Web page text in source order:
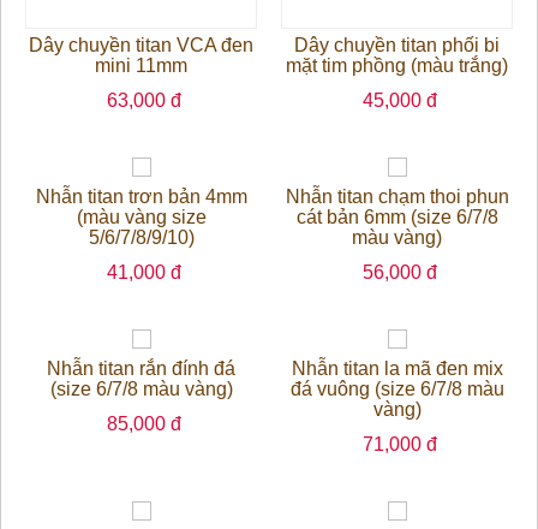
Dây chuyền titan VCA đen
mini 11mm
63,000 đ
Dây chuyền titan phối bi
mặt tim phồng (màu trắng)
45,000 đ
Nhẫn titan trơn bản 4mm
(màu vàng size
5/6/7/8/9/10)
41,000 đ
Nhẫn titan chạm thoi phun
cát bản 6mm (size 6/7/8
màu vàng)
56,000 đ
Nhẫn titan rắn đính đá
(size 6/7/8 màu vàng)
85,000 đ
Nhẫn titan la mã đen mix
đá vuông (size 6/7/8 màu
vàng)
71,000 đ